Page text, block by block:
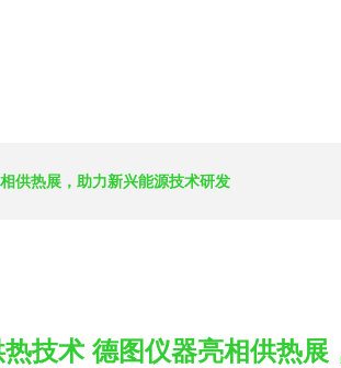
供热展，助力新兴能源技术研发
技术 德图仪器亮相供热展